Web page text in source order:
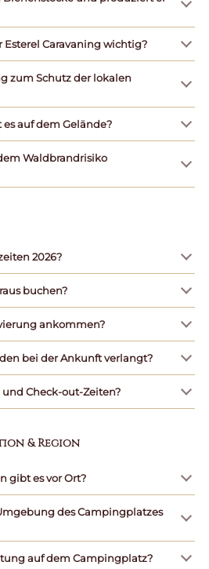
Caravaning wichtig?
zum Schutz der lokalen
auf dem Gelände?
Waldbrandrisiko
2026?
buchen?
ankommen?
bei der Ankunft verlangt?
Check-out-Zeiten?
& Region
gibt es vor Ort?
des Campingplatzes
auf dem Campingplatz?